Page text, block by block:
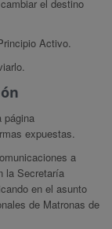
el destino
Activo.
página
expuestas.
a
la Secretaría
en el asunto
de Matronas de